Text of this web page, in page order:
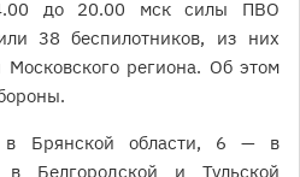
до 20.00 мск силы ПВО
38 беспилотников, из них
региона. Об этом
в Брянской области, 6 — в
Белгородской и Тульской